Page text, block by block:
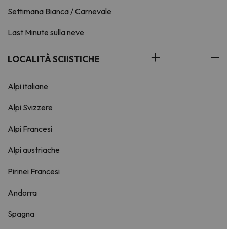
Settimana Bianca / Carnevale
Last Minute sulla neve
LOCALITÀ SCIISTICHE
Alpi italiane
Alpi Svizzere
Alpi Francesi
Alpi austriache
Pirinei Francesi
Andorra
Spagna